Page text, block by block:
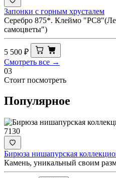
Запонки с горным хрусталем
Серебро 875*. Клеймо
самоцветы")
5 500 ₽
Смотреть все →
03
Стоит посмотреть
Популярное
7130
Бирюза нишапурская
Камень, уникальный своим